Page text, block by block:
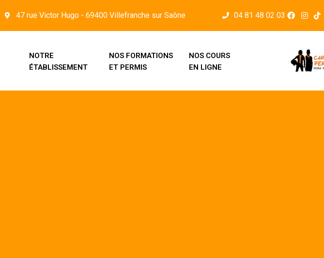
47 rue Victor Hugo - 69400 Villefranche sur Saône 04 81 48 02 03
NOTRE
ÉTABLISSEMENT
NOS FORMATIONS
ET PERMIS
NOS COURS
EN LIGNE